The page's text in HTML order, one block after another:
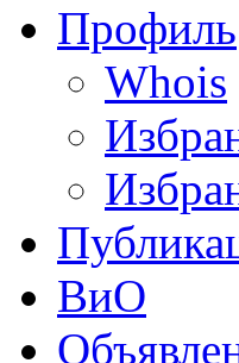
Профиль
Whois
ВиО